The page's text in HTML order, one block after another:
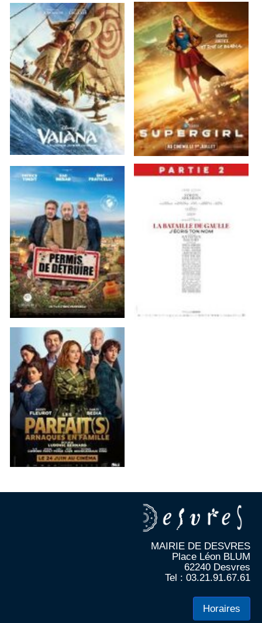
MAIRIE DE DESVRES
Place Léon BLUM
62240 Desvres
Tel : 03.21.91.67.61
Horaires